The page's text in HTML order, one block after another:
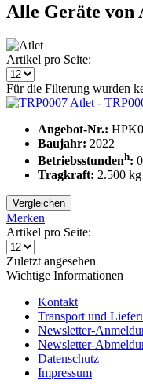
Alle Geräte von
Artikel pro Seite:
Für die Filterung wurden
Atlet -
Angebot-Nr.:
Baujahr: 2022
Betriebsstundenh: 0
Tragkraft: 2.500 kg
Vergleichen
Merken
Artikel pro Seite:
Zuletzt angesehen
Wichtige Informationen
Kontakt
Transport und
Newsletter-
Newsletter-
Datenschutz
Impressum